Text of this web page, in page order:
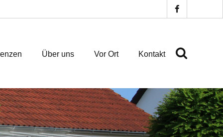
Über uns Vor Ort Kontakt